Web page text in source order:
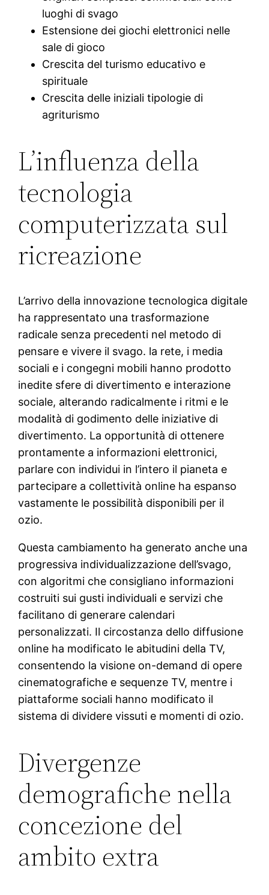
luoghi di svago
Estensione dei giochi elettronici nelle
sale di gioco
Crescita del turismo educativo e
spirituale
Crescita delle iniziali tipologie di
agriturismo
L’influenza della
tecnologia
computerizzata sul
ricreazione
L’arrivo della innovazione tecnologica digitale
ha rappresentato una trasformazione
radicale senza precedenti nel metodo di
pensare e vivere il svago. la rete, i media
sociali e i congegni mobili hanno prodotto
inedite sfere di divertimento e interazione
sociale, alterando radicalmente i ritmi e le
modalità di godimento delle iniziative di
divertimento. La opportunità di ottenere
prontamente a informazioni elettronici,
parlare con individui in l’intero il pianeta e
partecipare a collettività online ha espanso
vastamente le possibilità disponibili per il
ozio.
Questa cambiamento ha generato anche una
progressiva individualizzazione dell’svago,
con algoritmi che consigliano informazioni
costruiti sui gusti individuali e servizi che
facilitano di generare calendari
personalizzati. Il circostanza dello diffusione
online ha modificato le abitudini della TV,
consentendo la visione on-demand di opere
cinematografiche e sequenze TV, mentre i
piattaforme sociali hanno modificato il
sistema di dividere vissuti e momenti di ozio.
Divergenze
demografiche nella
concezione del
ambito extra